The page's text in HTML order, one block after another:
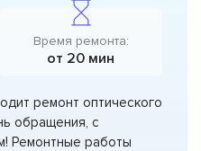
Время ремонта:
от 20 мин
ремонт оптического
обращения, с
Ремонтные работы